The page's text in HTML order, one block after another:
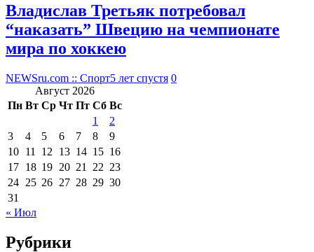
Владислав Третьяк потребовал
“наказать” Швецию на чемпионате
мира по хоккею
NEWSru.com :: Спорт5 лет спустя 0
Август 2026
Пн Вт Ср Чт Пт Сб Вс
1
2
3
4 5 6 7 8
9
10 11 12 13 14 15 16
17 18 19 20 21 22 23
24 25 26 27 28 29 30
31
« Июл
Рубрики